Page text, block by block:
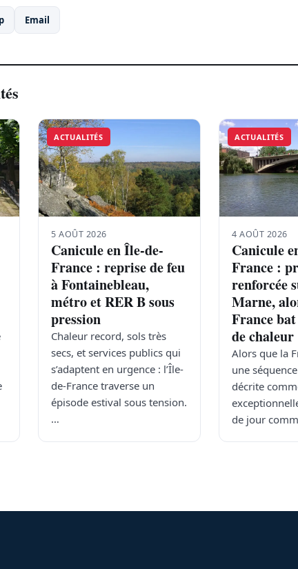
Email
ACTUALITÉS
5 AOÛT 2026
Canicule en Île-de-
France : reprise de feu
à Fontainebleau,
métro et RER B sous
pression
Chaleur record, sols très
secs, et services publics qui
s’adaptent en urgence : l’Île-
de-France traverse un
épisode estival sous tension.
…
ACTUALITÉS
4 AOÛT 2026
Canicule
France :
renforcée
Marne,
France
de chaleur
Alors que la
une
décrite
de jour